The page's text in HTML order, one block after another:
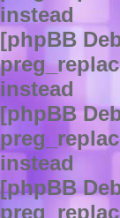
instead
[phpBB
instead
[phpBB
instead
[phpBB